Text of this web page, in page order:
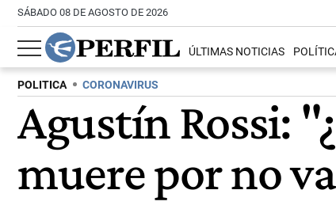
SÁBADO 08 DE AGOSTO DE 2026
ÚLTIMAS NOTICIAS
POLITICA CORONAVIRUS
Agustín Rossi:
muere por no